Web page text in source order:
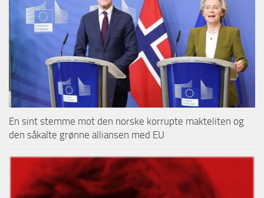
En sint stemme mot den norske korrupte makteliten og
den såkalte grønne alliansen med EU